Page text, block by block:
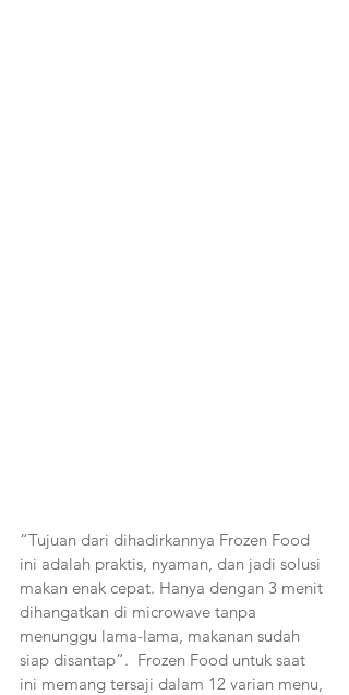
“Tujuan dari dihadirkannya Frozen Food
ini adalah praktis, nyaman, dan jadi solusi
makan enak cepat. Hanya dengan 3 menit
dihangatkan di microwave tanpa
menunggu lama-lama, makanan sudah
siap disantap”.  Frozen Food untuk saat
ini memang tersaji dalam 12 varian menu,